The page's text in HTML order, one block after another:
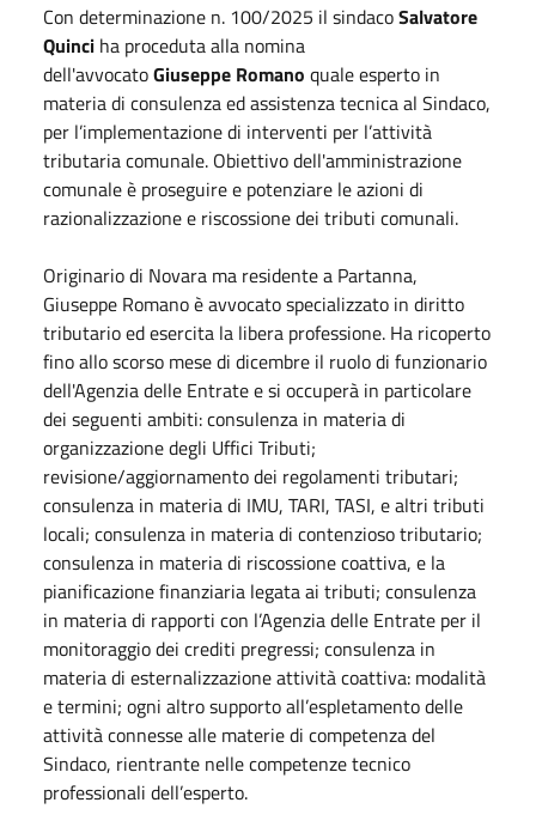
Con determinazione n. 100/2025 il sindacoSalvatore
Quinci ha proceduta alla nomina
dell'avvocatoGiuseppe Romano quale esperto in
materia di consulenza ed assistenza tecnica al Sindaco,
per l’implementazione di interventi per l’attività
tributaria comunale. Obiettivo dell'amministrazione
comunale è proseguire e potenziare le azioni di
razionalizzazione e riscossione dei tributi comunali.
Originario di Novara ma residente a Partanna,
Giuseppe Romano è avvocato specializzato in diritto
tributario ed esercita la libera professione. Ha ricoperto
fino allo scorso mese di dicembre il ruolo di funzionario
dell'Agenzia delle Entrate e si occuperà in particolare
dei seguenti ambiti: consulenza in materia di
organizzazione degli Uffici Tributi;
revisione/aggiornamento dei regolamenti tributari;
consulenza in materia di IMU, TARI, TASI, e altri tributi
locali; consulenza in materia di contenzioso tributario;
consulenza in materia di riscossione coattiva, e la
pianificazione finanziaria legata ai tributi; consulenza
in materia di rapporti con l’Agenzia delle Entrate per il
monitoraggio dei crediti pregressi; consulenza in
materia di esternalizzazione attività coattiva: modalità
e termini; ogni altro supporto all’espletamento delle
attività connesse alle materie di competenza del
Sindaco, rientrante nelle competenze tecnico
professionali dell’esperto.